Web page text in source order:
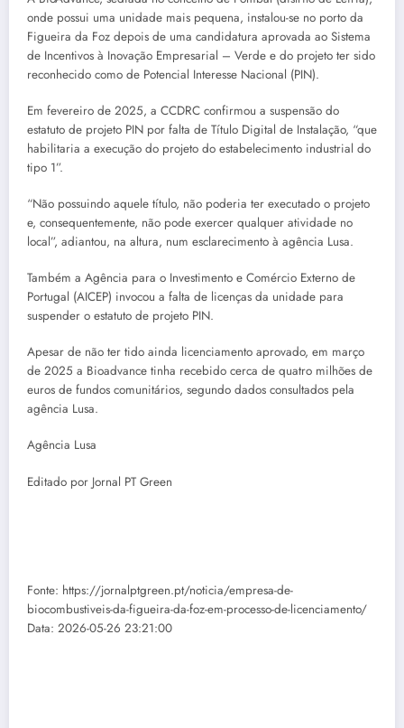
onde possui uma unidade mais pequena, instalou-se no porto da
Figueira da Foz depois de uma candidatura aprovada ao Sistema
de Incentivos à Inovação Empresarial – Verde e do projeto ter sido
reconhecido como de Potencial Interesse Nacional (PIN).
Em fevereiro de 2025, a CCDRC confirmou a suspensão do
estatuto de projeto PIN por falta de Título Digital de Instalação, “que
habilitaria a execução do projeto do estabelecimento industrial do
tipo 1”.
“Não possuindo aquele título, não poderia ter executado o projeto
e, consequentemente, não pode exercer qualquer atividade no
local”, adiantou, na altura, num esclarecimento à agência Lusa.
Também a Agência para o Investimento e Comércio Externo de
Portugal (AICEP) invocou a falta de licenças da unidade para
suspender o estatuto de projeto PIN.
Apesar de não ter tido ainda licenciamento aprovado, em março
de 2025 a Bioadvance tinha recebido cerca de quatro milhões de
euros de fundos comunitários, segundo dados consultados pela
agência Lusa.
Agência Lusa
Editado por Jornal PT Green
Fonte: https://jornalptgreen.pt/noticia/empresa-de-
biocombustiveis-da-figueira-da-foz-em-processo-de-licenciamento/
Data: 2026-05-26 23:21:00